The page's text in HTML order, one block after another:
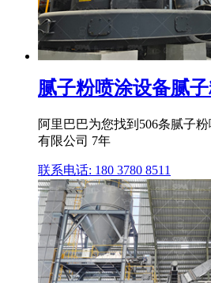
腻子粉喷涂设备腻
阿里巴巴为您找到506条腻子
有限公司 7年
联系电话: 180 3780 8511